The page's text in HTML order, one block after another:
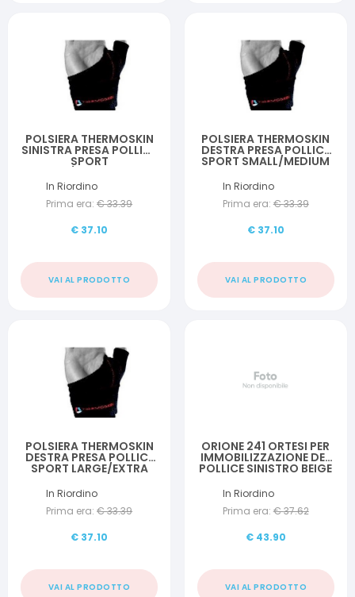
POLSIERA THERMOSKIN
SINISTRA PRESA POLLICE
SPORT
In Riordino
Prima era: €33.39
€ 37.10
VAI AL PRODOTTO
POLSIERA THERMOSKIN
DESTRA PRESA POLLICE
SPORT SMALL/MEDIUM
In Riordino
Prima era: €33.39
€ 37.10
VAI AL PRODOTTO
POLSIERA THERMOSKIN
DESTRA PRESA POLLICE
SPORT LARGE/EXTRA
In Riordino
Prima era: €33.39
€ 37.10
VAI AL PRODOTTO
ORIONE 241 ORTESI PER
IMMOBILIZZAZIONE DEL
POLLICE SINISTRO BEIGE
In Riordino
Prima era: €37.62
€ 43.90
VAI AL PRODOTTO